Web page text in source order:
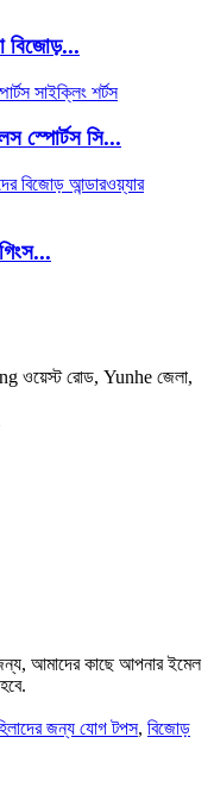
বিজোড়...
স্পোর্টস সি...
ওয়েস্ট রোড, Yunhe জেলা,
আমাদের কাছে আপনার ইমেল
জন্য যোগ টপস, বিজোড়